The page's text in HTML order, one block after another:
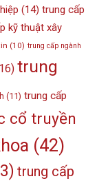
(14) trung cấp
kỹ thuật xây
(10) trung cấp ngành
trung
(11) trung cấp
cổ truyền
(42)
trung cấp